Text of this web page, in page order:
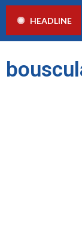
HEADLINE